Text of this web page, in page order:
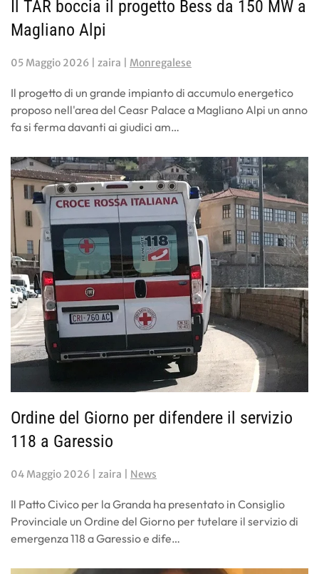
Il TAR boccia il progetto Bess da 150 MW a
Magliano Alpi
05 Maggio 2026 | zaira | Monregalese
Il progetto di un grande impianto di accumulo energetico
proposo nell'area del Ceasr Palace a Magliano Alpi un anno
fa si ferma davanti ai giudici am…
Ordine del Giorno per difendere il servizio
118 a Garessio
04 Maggio 2026 | zaira | News
Il Patto Civico per la Granda ha presentato in Consiglio
Provinciale un Ordine del Giorno per tutelare il servizio di
emergenza 118 a Garessio e dife…